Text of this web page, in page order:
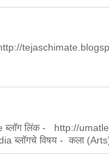
http://
ब्लॉग लिंक - http://
ब्लॉगचे विषय - कला